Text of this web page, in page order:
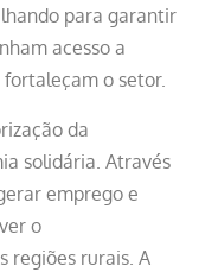
para garantir
acesso a
o setor.
da
solidária. Através
emprego e
o
regiões rurais. A